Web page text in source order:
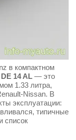
в компактном
14 AL — это
1.33 литра,
Nissan. В
эксплуатации:
типичные
список